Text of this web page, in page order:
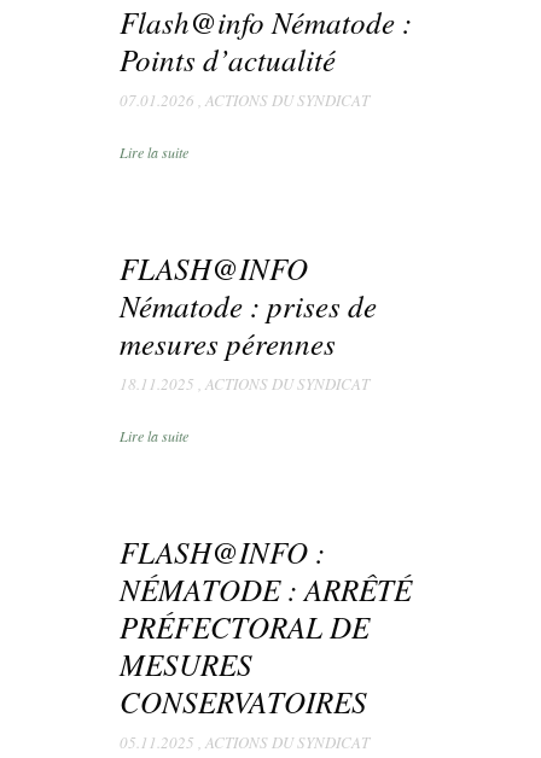
Flash@info Nématode :
Points d’actualité
07.01.2026 , ACTIONS DU SYNDICAT
Lire la suite
FLASH@INFO
Nématode : prises de
mesures pérennes
18.11.2025 , ACTIONS DU SYNDICAT
Lire la suite
FLASH@INFO :
NÉMATODE : ARRÊTÉ
PRÉFECTORAL DE
MESURES
CONSERVATOIRES
05.11.2025 , ACTIONS DU SYNDICAT